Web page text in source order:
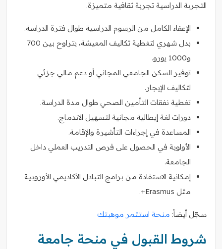
التجربة الدراسية تجربة ثقافية متميزة.
الإعفاء الكامل من الرسوم الدراسية طوال فترة الدراسة.
بدل شهري لتغطية تكاليف المعيشة، يتراوح بين 700
و1000 يورو.
توفير السكن الجامعي المجاني أو دعم مالي جزئي
لتكاليف الإيجار.
تغطية نفقات التأمين الصحي طوال مدة الدراسة.
دورات لغة إيطالية مجانية لتسهيل الاندماج.
المساعدة في إجراءات التأشيرة والإقامة.
الأولوية في الحصول على فرص التدريب العملي داخل
الجامعة.
إمكانية الاستفادة من برامج التبادل الأكاديمي الأوروبية
مثل Erasmus+.
سجّل أيضاً: منحة استثمر موهبتك
شروط القبول في منحة جامعة